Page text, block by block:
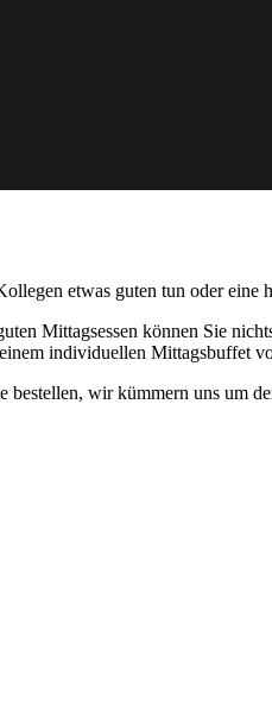
etwas guten tun oder eine
Mittagsessen können Sie
individuellen Mittagsbuffet
bestellen, wir kümmern uns um